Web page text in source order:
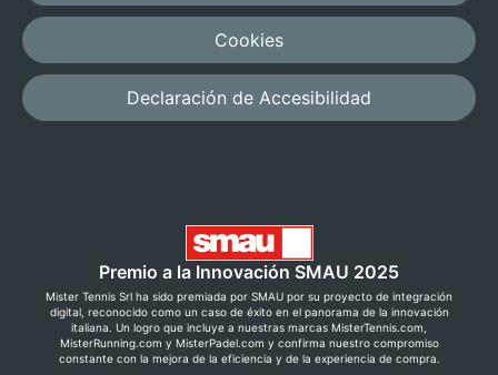
Cookies
Declaración de Accesibilidad
Premio a la Innovación SMAU 2025
Mister Tennis Srl ha sido premiada por SMAU por su proyecto de integración
digital, reconocido como un caso de éxito en el panorama de la innovación
italiana. Un logro que incluye a nuestras marcas MisterTennis.com,
MisterRunning.com y MisterPadel.com y confirma nuestro compromiso
constante con la mejora de la eficiencia y de la experiencia de compra.